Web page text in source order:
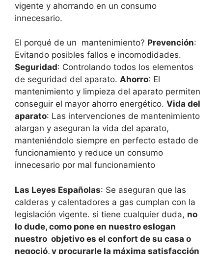
vigente y ahorrando en un consumo
innecesario.
El porqué de un mantenimiento? Prevención:
Evitando posibles fallos e incomodidades.
Seguridad: Controlando todos los elementos
de seguridad del aparato. Ahorro: El
mantenimiento y limpieza del aparato permiten
conseguir el mayor ahorro energético. Vida del
aparato: Las intervenciones de mantenimiento
alargan y aseguran la vida del aparato,
manteniéndolo siempre en perfecto estado de
funcionamiento y reduce un consumo
innecesario por mal funcionamiento
Las Leyes Españolas: Se aseguran que las
calderas y calentadores a gas cumplan con la
legislación vigente. si tiene cualquier duda, no
lo dude, como pone en nuestro eslogan
nuestro objetivo es el confort de su casa o
negoció, y procurarle la máxima satisfacción